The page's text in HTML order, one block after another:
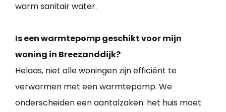
warm sanitair water.
Is een warmtepomp geschikt voor mijn
woning in Breezanddijk?
Helaas, niet alle woningen zijn efficiënt te
verwarmen met een warmtepomp. We
onderscheiden een aantalzaken: het huis moet